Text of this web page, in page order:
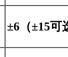
±6（±15可